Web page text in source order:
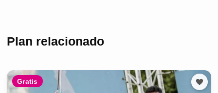
Plan relacionado
Gratis